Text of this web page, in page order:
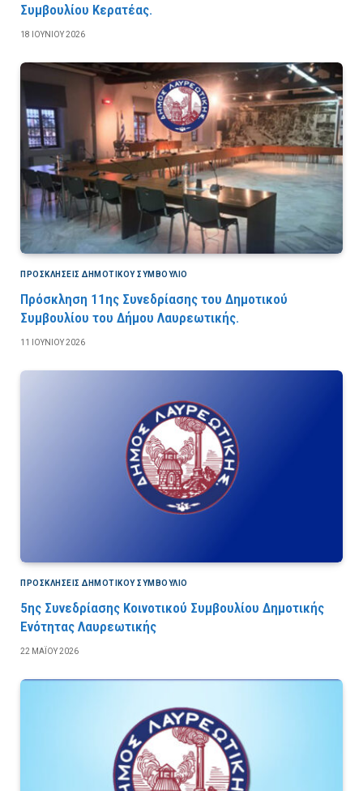
Συμβουλίου Κερατέας.
18 ΙΟΥΝΊΟΥ 2026
ΠΡΟΣΚΛΉΣΕΙΣ ΔΗΜΟΤΙΚΟΎ ΣΥΜΒΟΎΛΙΟ
Πρόσκληση 11ης Συνεδρίασης του Δημοτικού
Συμβουλίου του Δήμου Λαυρεωτικής.
11 ΙΟΥΝΊΟΥ 2026
ΠΡΟΣΚΛΉΣΕΙΣ ΔΗΜΟΤΙΚΟΎ ΣΥΜΒΟΎΛΙΟ
5ης Συνεδρίασης Κοινοτικού Συμβουλίου Δημοτικής
Ενότητας Λαυρεωτικής
22 ΜΑΪ́ΟΥ 2026